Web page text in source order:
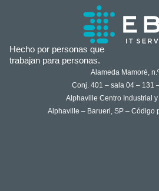
Hecho por personas que
trabajan para personas.
Alameda Mamoré,
Conj. 401 – sala 04 – 131
Alphaville Centro Industrial
Alphaville – Barueri, SP – Código